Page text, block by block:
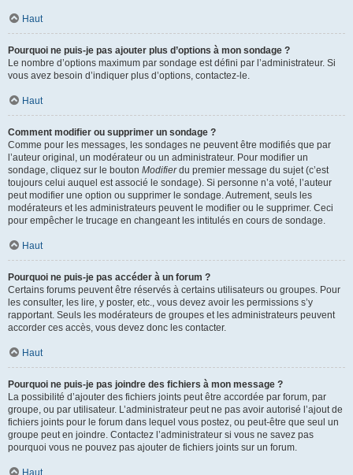
Haut
Pourquoi ne puis-je pas ajouter plus d’options à mon sondage ?
Le nombre d’options maximum par sondage est défini par l’administrateur. Si
vous avez besoin d’indiquer plus d’options, contactez-le.
Haut
Comment modifier ou supprimer un sondage ?
Comme pour les messages, les sondages ne peuvent être modifiés que par
l’auteur original, un modérateur ou un administrateur. Pour modifier un
sondage, cliquez sur le bouton Modifierdu premier message du sujet (c’est
toujours celui auquel est associé le sondage). Si personne n’a voté, l’auteur
peut modifier une option ou supprimer le sondage. Autrement, seuls les
modérateurs et les administrateurs peuvent le modifier ou le supprimer. Ceci
pour empêcher le trucage en changeant les intitulés en cours de sondage.
Haut
Pourquoi ne puis-je pas accéder à un forum ?
Certains forums peuvent être réservés à certains utilisateurs ou groupes. Pour
les consulter, les lire, y poster, etc., vous devez avoir les permissions s’y
rapportant. Seuls les modérateurs de groupes et les administrateurs peuvent
accorder ces accès, vous devez donc les contacter.
Haut
Pourquoi ne puis-je pas joindre des fichiers à mon message ?
La possibilité d’ajouter des fichiers joints peut être accordée par forum, par
groupe, ou par utilisateur. L’administrateur peut ne pas avoir autorisé l’ajout de
fichiers joints pour le forum dans lequel vous postez, ou peut-être que seul un
groupe peut en joindre. Contactez l’administrateur si vous ne savez pas
pourquoi vous ne pouvez pas ajouter de fichiers joints sur un forum.
Haut